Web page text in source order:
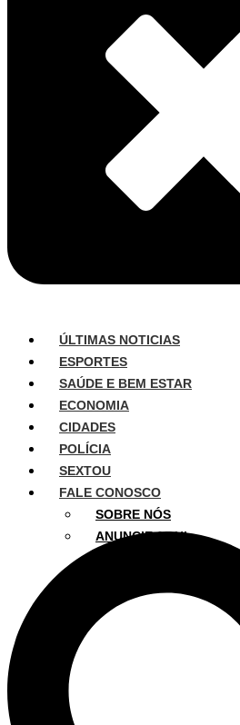
ÚLTIMAS NOTICIAS
ESPORTES
SAÚDE E BEM ESTAR
ECONOMIA
CIDADES
POLÍCIA
SEXTOU
FALE CONOSCO
SOBRE NÓS
ANUNCIE AQUI